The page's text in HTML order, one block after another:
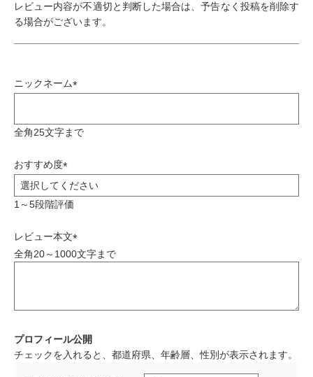
レビュー内容が不適切と判断した場合は、予告なく投稿を削除す
る場合がございます。
ニックネーム
須
全角25文字まで
おすすめ度
(
必
1～5段階評価
レビュー本文
(
全角20～1000文字まで
プロフィール公開
チェックを入れると、都道府県、年齢層、性別が表示されます。